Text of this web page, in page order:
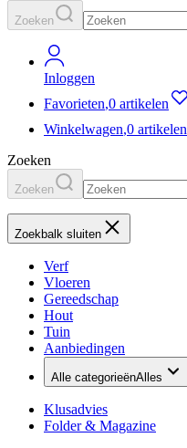
Zoeken
Inloggen
Favorieten,0 artikelen
Winkelwagen,0 artikelen
Zoeken
Zoeken
Zoekbalk sluiten
Verf
Vloeren
Gereedschap
Hout
Tuin
Aanbiedingen
Alle categorieënAlles
Klusadvies
Folder & Magazine